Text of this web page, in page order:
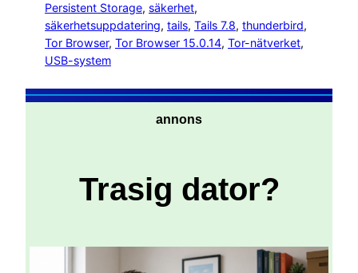
Persistent Storage, säkerhet
säkerhetsuppdatering, tails, Tails 7.8, thunderbird
Tor Browser, Tor Browser 15.0.14, Tor-nätverket
USB-system
annons
Trasig dator?